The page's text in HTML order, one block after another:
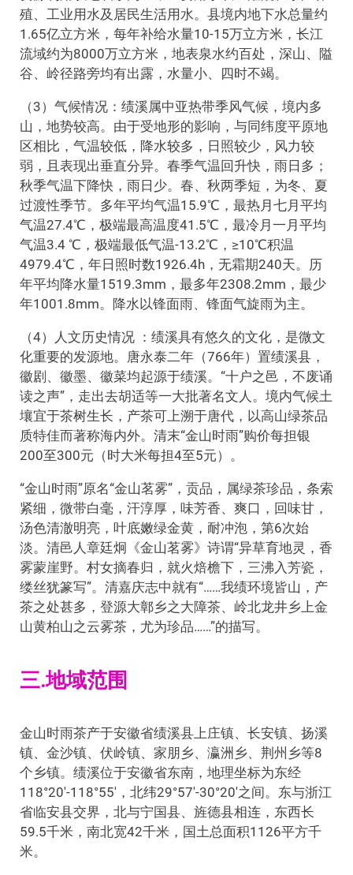
殖、工业用水及居民生活用水。县境内地下水总量约
1.65亿立方米，每年补给水量10-15万立方米，长江
流域约为8000万立方米，地表泉水约百处，深山、隘
谷、岭径路旁均有出露，水量小、四时不竭。
（3）气候情况：绩溪属中亚热带季风气候，境内多
山，地势较高。由于受地形的影响，与同纬度平原地
区相比，气温较低，降水较多，日照较少，风力较
弱，且表现出垂直分异。春季气温回升快，雨日多；
秋季气温下降快，雨日少。春、秋两季短，为冬、夏
过渡性季节。多年平均气温15.9℃，最热月七月平均
气温27.4℃，极端最高温度41.5℃，最冷月一月平均
气温3.4 ℃，极端最低气温-13.2℃，≥10℃积温
4979.4℃，年日照时数1926.4h，无霜期240天。历
年平均降水量1519.3mm，最多年2308.2mm，最少
年1001.8mm。降水以锋面雨、锋面气旋雨为主。
（4）人文历史情况 ：绩溪具有悠久的文化，是微文
化重要的发源地。唐永泰二年（766年）置绩溪县，
徽剧、徽墨、徽菜均起源于绩溪。“十户之邑，不废诵
读之声”，走出去胡适等一大批著名文人。境内气候土
壤宜于茶树生长，产茶可上溯于唐代，以高山绿茶品
质特佳而著称海内外。清末“金山时雨”购价每担银
200至300元（时大米每担4至5元）。
“金山时雨”原名“金山茗雾”，贡品，属绿茶珍品，条索
紧细，微带白毫，汗淳厚，味芳香、爽口，回味甘，
汤色清澈明亮，叶底嫩绿金黄，耐冲泡，第6次始
淡。清邑人章廷炯《金山茗雾》诗谓“异草育地灵，香
雾蒙崖野。村女摘春归，就火焙檐下，三沸入芳瓷，
缕丝犹篆写”。清嘉庆志中就有“……我绩环境皆山，产
茶之处甚多，登源大鄣乡之大障茶、岭北龙井乡上金
山黄柏山之云雾茶，尤为珍品……”的描写。
三.地域范围
金山时雨茶产于安徽省绩溪县上庄镇、长安镇、扬溪
镇、金沙镇、伏岭镇、家朋乡、瀛洲乡、荆州乡等8
个乡镇。绩溪位于安徽省东南，地理坐标为东经
118°20′-118°55′，北纬29°57′-30°20′之间。东与浙江
省临安县交界，北与宁国县、旌德县相连，东西长
59.5千米，南北宽42千米，国土总面积1126平方千
米。